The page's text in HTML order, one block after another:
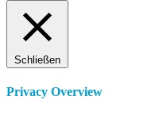
Schließen
Privacy Overview